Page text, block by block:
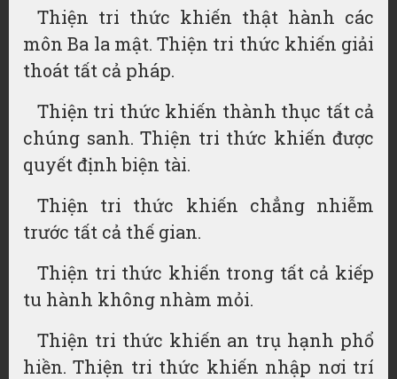
Thiện tri thức khiến thật hành các
môn Ba la mật. Thiện tri thức khiến giải
thoát tất cả pháp.
Thiện tri thức khiến thành thục tất cả
chúng sanh. Thiện tri thức khiến được
quyết định biện tài.
Thiện tri thức khiến chẳng nhiễm
trước tất cả thế gian.
Thiện tri thức khiến trong tất cả kiếp
tu hành không nhàm mỏi.
Thiện tri thức khiến an trụ hạnh phổ
hiền. Thiện tri thức khiến nhập nơi trí